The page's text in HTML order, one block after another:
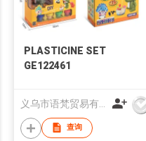
PLASTICINE SET
GE122461
查询